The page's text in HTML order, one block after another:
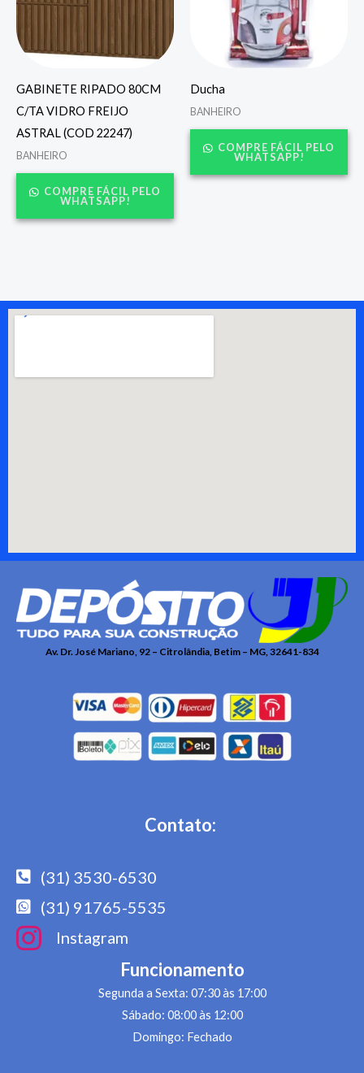
GABINETE RIPADO 80CM
C/TA VIDRO FREIJO
ASTRAL (COD 22247)
BANHEIRO
COMPRE FÁCIL PELO
WHATSAPP!
Ducha
BANHEIRO
COMPRE FÁCIL PELO
WHATSAPP!
Av. Dr. José Mariano, 92 – Citrolândia, Betim – MG, 32641-834
Contato:
(31) 3530-6530
(31) 91765-5535
Instagram
Funcionamento
Segunda a Sexta: 07:30 às 17:00
Sábado: 08:00 às 12:00
Domingo: Fechado